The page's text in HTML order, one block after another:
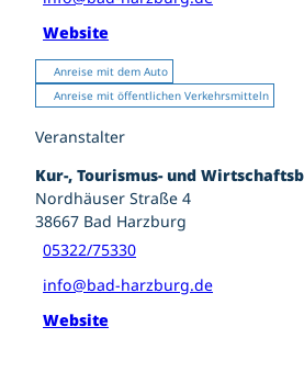
Website
Anreise mit dem Auto
Anreise mit öffentlichen Verkehrsmitteln
Veranstalter
Kur-, Tourismus- und
Nordhäuser Straße 4
38667 Bad Harzburg
05322/75330
info@bad-harzburg.de
Website